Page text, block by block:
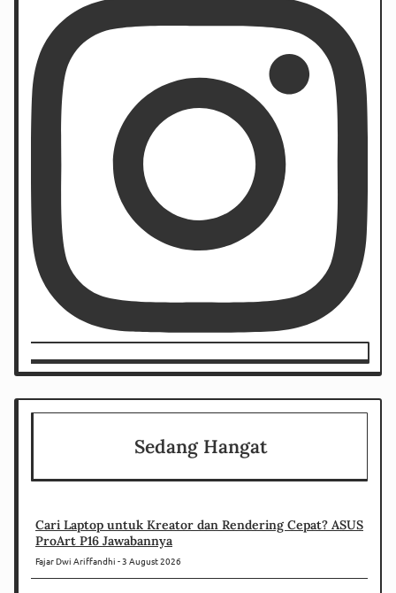
Sedang Hangat
Cari Laptop untuk Kreator dan Rendering Cepat? ASUS
ProArt P16 Jawabannya
Fajar Dwi Ariffandhi 3 August 2026